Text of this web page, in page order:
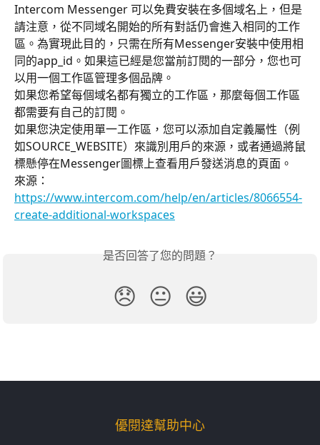
Intercom Messenger 可以免費安裝在多個域名上，但是
請注意，從不同域名開始的所有對話仍會進入相同的工作
區。為實現此目的，只需在所有Messenger安裝中使用相
同的app_id。如果這已經是您當前訂閱的一部分，您也可
以用一個工作區管理多個品牌。
如果您希望每個域名都有獨立的工作區，那麼每個工作區
都需要有自己的訂閱。
如果您決定使用單一工作區，您可以添加自定義屬性（例
如SOURCE_WEBSITE）來識別用戶的來源，或者通過將鼠
標懸停在Messenger圖標上查看用戶發送消息的頁面。
來源：
https://www.intercom.com/help/en/articles/8066554-
create-additional-workspaces
是否回答了您的問題？
😞 😐 😃
優閱達幫助中心